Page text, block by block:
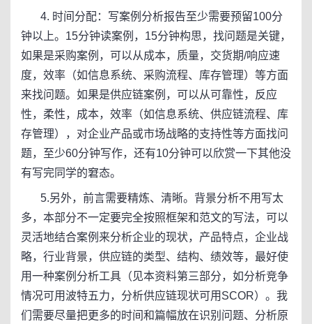
4. 时间分配：写案例分析报告至少需要预留100分
钟以上。15分钟读案例，15分钟构思，找问题是关键，
如果是采购案例，可以从成本，质量，交货期/响应速
度，效率（如信息系统、采购流程、库存管理）等方面
来找问题。如果是供应链案例，可以从可靠性，反应
性，柔性，成本，效率（如信息系统、供应链流程、库
存管理），对企业产品或市场战略的支持性等方面找问
题，至少60分钟写作，还有10分钟可以欣赏一下其他没
有写完同学的窘态。
5.另外，前言需要精炼、清晰。背景分析不用写太
多，本部分不一定要完全按照框架和范文的写法，可以
灵活地结合案例来分析企业的现状，产品特点，企业战
略，行业背景，供应链的类型、结构、绩效等，最好使
用一种案例分析工具（见本资料第三部分，如分析竞争
情况可用波特五力，分析供应链现状可用SCOR）。我
们需要尽量把更多的时间和篇幅放在识别问题、分析原